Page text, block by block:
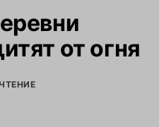
от огня